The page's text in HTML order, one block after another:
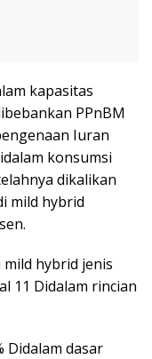
kapasitas
PPnBM
Iuran
konsumsi
dikalikan
mild hybrid
mild hybrid jenis
11 Didalam rincian
Didalam dasar